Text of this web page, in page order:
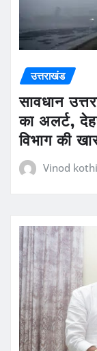
उत्तराखंड
सावधान
का अलर्ट,
विभाग की
Vinod